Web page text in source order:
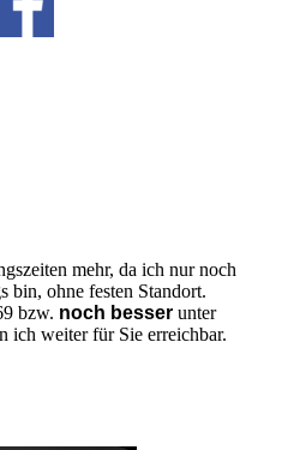
mehr, da ich nur noch
bin, ohne festen Standort.
bzw. noch besser unter
ich weiter für Sie erreichbar.